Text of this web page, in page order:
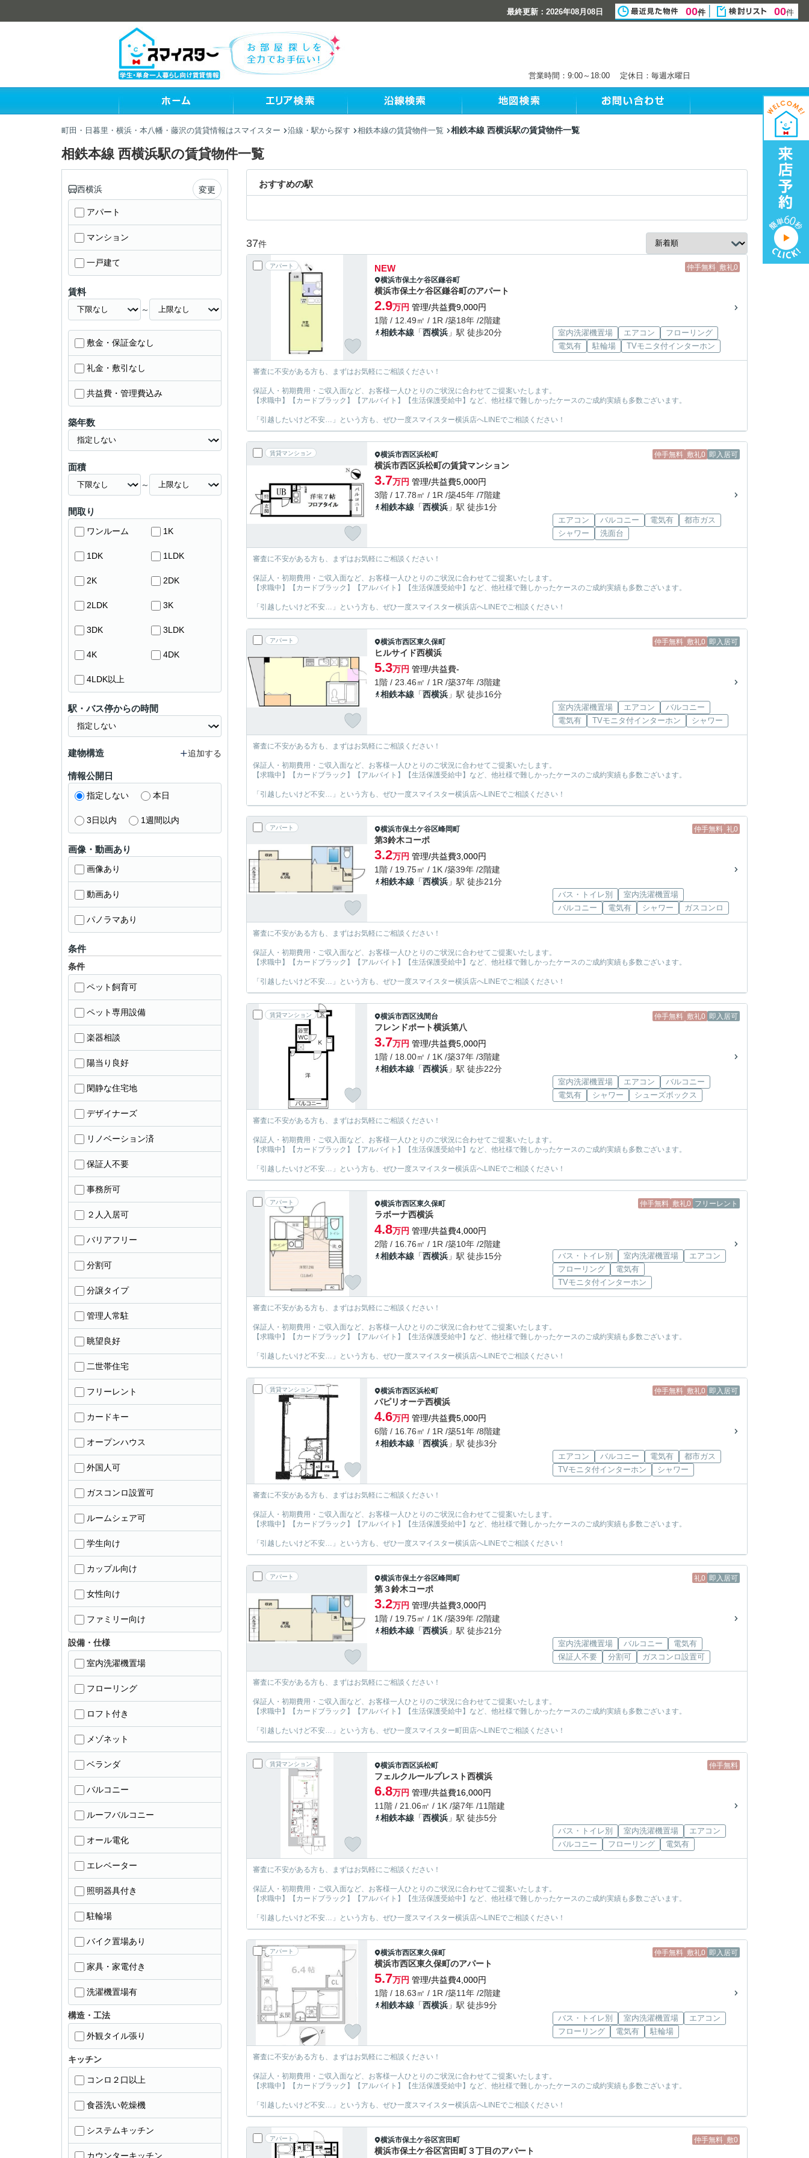
最終更新：2026年08月08日 00件 00件
営業時間：9:00～18:00 定休日：毎週水曜日
町田・日暮里・横浜・本八幡・藤沢の賃貸情報はスマイスター 沿線・駅から探す 相鉄本線の賃貸物件一覧 相鉄本線 西横浜駅の賃貸物件一覧
相鉄本線 西横浜駅の賃貸物件一覧
おすすめの駅
37件
アパート 仲手無料 敷礼0
NEW
横浜市保土ケ谷区鎌谷町
横浜市保土ケ谷区鎌谷町のアパート
2.9万円 管理/共益費9,000円
1階 / 12.49㎡ / 1R /築18年 /2階建
相鉄本線 「西横浜 」駅 徒歩20分 室内洗濯機置場 エアコン
フローリング
電気有
駐輪場 TVモニタ付インターホン
審査に不安がある方も、まずはお気軽にご相談ください！
保証人・初期費用・ご収入面など、お客様一人ひとりのご状況に合わせてご提案いたします。
【求職中】【カードブラック】【アルバイト】【生活保護受給中】など、他社様で難しかったケースのご成約実績も多数ございます。
「引越したいけど不安…」という方も、ぜひ一度スマイスター横浜店へLINEでご相談ください！
賃貸マンション 仲手無料 敷礼0 即入居可
横浜市西区浜松町
横浜市西区浜松町の賃貸マンション
3.7万円 管理/共益費5,000円
3階 / 17.78㎡ / 1R /築45年 /7階建
相鉄本線 「西横浜 」駅 徒歩1分
エアコン バルコニー 電気有
都市ガス
シャワー
洗面台
審査に不安がある方も、まずはお気軽にご相談ください！
保証人・初期費用・ご収入面など、お客様一人ひとりのご状況に合わせてご提案いたします。
【求職中】【カードブラック】【アルバイト】【生活保護受給中】など、他社様で難しかったケースのご成約実績も多数ございます。
「引越したいけど不安…」という方も、ぜひ一度スマイスター横浜店へLINEでご相談ください！
アパート 仲手無料 敷礼0 即入居可
横浜市西区東久保町
ヒルサイド西横浜
5.3万円 管理/共益費-
1階 / 23.46㎡ / 1R /築37年 /3階建
相鉄本線 「西横浜 」駅 徒歩16分
室内洗濯機置場 エアコン
バルコニー
電気有
TVモニタ付インターホン シャワー
審査に不安がある方も、まずはお気軽にご相談ください！
保証人・初期費用・ご収入面など、お客様一人ひとりのご状況に合わせてご提案いたします。
【求職中】【カードブラック】【アルバイト】【生活保護受給中】など、他社様で難しかったケースのご成約実績も多数ございます。
「引越したいけど不安…」という方も、ぜひ一度スマイスター横浜店へLINEでご相談ください！
アパート 仲手無料 礼0
横浜市保土ケ谷区峰岡町
第3鈴木コーポ
3.2万円 管理/共益費3,000円
1階 / 19.75㎡ / 1K /築39年 /2階建
相鉄本線 「西横浜 」駅 徒歩21分
バス・トイレ別
室内洗濯機置場
バルコニー
電気有 シャワー ガスコンロ
審査に不安がある方も、まずはお気軽にご相談ください！
保証人・初期費用・ご収入面など、お客様一人ひとりのご状況に合わせてご提案いたします。
【求職中】【カードブラック】【アルバイト】【生活保護受給中】など、他社様で難しかったケースのご成約実績も多数ございます。
「引越したいけど不安…」という方も、ぜひ一度スマイスター横浜店へLINEでご相談ください！
賃貸マンション 仲手無料 敷礼0 即入居可
横浜市西区浅間台
フレンドポート横浜第八
3.7万円 管理/共益費5,000円
1階 / 18.00㎡ / 1K /築37年 /3階建
相鉄本線 「西横浜 」駅 徒歩22分
室内洗濯機置場 エアコン
バルコニー
電気有
シャワー シューズボックス
審査に不安がある方も、まずはお気軽にご相談ください！
保証人・初期費用・ご収入面など、お客様一人ひとりのご状況に合わせてご提案いたします。
【求職中】【カードブラック】【アルバイト】【生活保護受給中】など、他社様で難しかったケースのご成約実績も多数ございます。
「引越したいけど不安…」という方も、ぜひ一度スマイスター横浜店へLINEでご相談ください！
アパート 仲手無料 敷礼0 フリーレント
横浜市西区東久保町
ラボーナ西横浜
4.8万円 管理/共益費4,000円
2階 / 16.76㎡ / 1R /築10年 /2階建
相鉄本線 「西横浜 」駅 徒歩15分 バス・トイレ別 室内洗濯機置場
エアコン
フローリング
電気有
TVモニタ付インターホン
審査に不安がある方も、まずはお気軽にご相談ください！
保証人・初期費用・ご収入面など、お客様一人ひとりのご状況に合わせてご提案いたします。
【求職中】【カードブラック】【アルバイト】【生活保護受給中】など、他社様で難しかったケースのご成約実績も多数ございます。
「引越したいけど不安…」という方も、ぜひ一度スマイスター横浜店へLINEでご相談ください！
賃貸マンション 仲手無料 敷礼0 即入居可
横浜市西区浜松町
パピリオーテ西横浜
4.6万円 管理/共益費5,000円
6階 / 16.76㎡ / 1R /築51年 /8階建
相鉄本線 「西横浜 」駅 徒歩3分
エアコン バルコニー 電気有
都市ガス
TVモニタ付インターホン
シャワー
審査に不安がある方も、まずはお気軽にご相談ください！
保証人・初期費用・ご収入面など、お客様一人ひとりのご状況に合わせてご提案いたします。
【求職中】【カードブラック】【アルバイト】【生活保護受給中】など、他社様で難しかったケースのご成約実績も多数ございます。
「引越したいけど不安…」という方も、ぜひ一度スマイスター横浜店へLINEでご相談ください！
アパート 礼0 即入居可
横浜市保土ケ谷区峰岡町
第３鈴木コーポ
3.2万円 管理/共益費3,000円
1階 / 19.75㎡ / 1K /築39年 /2階建
相鉄本線 「西横浜 」駅 徒歩21分
室内洗濯機置場 バルコニー
電気有
保証人不要
分割可 ガスコンロ設置可
審査に不安がある方も、まずはお気軽にご相談ください！
保証人・初期費用・ご収入面など、お客様一人ひとりのご状況に合わせてご提案いたします。
【求職中】【カードブラック】【アルバイト】【生活保護受給中】など、他社様で難しかったケースのご成約実績も多数ございます。
「引越したいけど不安…」という方も、ぜひ一度スマイスター町田店へLINEでご相談ください！
賃貸マンション 仲手無料
横浜市西区浜松町
フェルクルールプレスト西横浜
6.8万円 管理/共益費16,000円
11階 / 21.06㎡ / 1K /築7年 /11階建
相鉄本線 「西横浜 」駅 徒歩5分
バス・トイレ別 室内洗濯機置場
エアコン
バルコニー
フローリング 電気有
審査に不安がある方も、まずはお気軽にご相談ください！
保証人・初期費用・ご収入面など、お客様一人ひとりのご状況に合わせてご提案いたします。
【求職中】【カードブラック】【アルバイト】【生活保護受給中】など、他社様で難しかったケースのご成約実績も多数ございます。
「引越したいけど不安…」という方も、ぜひ一度スマイスター横浜店へLINEでご相談ください！
アパート 仲手無料 敷礼0 即入居可
横浜市西区東久保町
横浜市西区東久保町のアパート
5.7万円 管理/共益費4,000円
1階 / 18.63㎡ / 1R /築11年 /2階建
相鉄本線 「西横浜 」駅 徒歩9分
バス・トイレ別 室内洗濯機置場
エアコン
フローリング
電気有 駐輪場
審査に不安がある方も、まずはお気軽にご相談ください！
保証人・初期費用・ご収入面など、お客様一人ひとりのご状況に合わせてご提案いたします。
【求職中】【カードブラック】【アルバイト】【生活保護受給中】など、他社様で難しかったケースのご成約実績も多数ございます。
「引越したいけど不安…」という方も、ぜひ一度スマイスター横浜店へLINEでご相談ください！
アパート 仲手無料 敷0
横浜市保土ケ谷区宮田町
横浜市保土ケ谷区宮田町３丁目のアパート
西横浜 変更
アパート
マンション
一戸建て
賃料
～
敷金・保証金なし
礼金・敷引なし
共益費・管理費込み
築年数
面積
～
間取り
ワンルーム 1K
1DK 1LDK
2K 2DK
2LDK 3K
3DK 3LDK
4K 4DK
4LDK以上
駅・バス停からの時間
建物構造 追加する
情報公開日
指定しない 本日
3日以内 1週間以内
画像・動画あり
画像あり
動画あり
パノラマあり
条件
条件
ペット飼育可
ペット専用設備
楽器相談
陽当り良好
閑静な住宅地
デザイナーズ
リノベーション済
保証人不要
事務所可
２人入居可
バリアフリー
分割可
分譲タイプ
管理人常駐
眺望良好
二世帯住宅
フリーレント
カードキー
オープンハウス
外国人可
ガスコンロ設置可
ルームシェア可
学生向け
カップル向け
女性向け
ファミリー向け
設備・仕様
室内洗濯機置場
フローリング
ロフト付き
メゾネット
ベランダ
バルコニー
ルーフバルコニー
オール電化
エレベーター
照明器具付き
駐輪場
バイク置場あり
家具・家電付き
洗濯機置場有
構造・工法
外観タイル張り
キッチン
コンロ２口以上
食器洗い乾燥機
システムキッチン
カウンターキッチン